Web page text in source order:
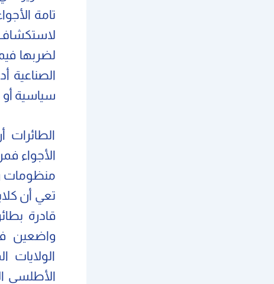
تامة
لاستكشاف
لضربها
الصناعية
سياسية أو
الأجواء
منظومات
تعي أن
قادرة
واضعين
الأطلسي